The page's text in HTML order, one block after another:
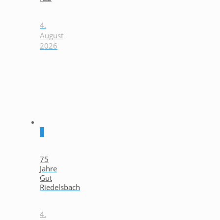
4.
August
2026
75
Jahre
Gut
Riedelsbach
4.